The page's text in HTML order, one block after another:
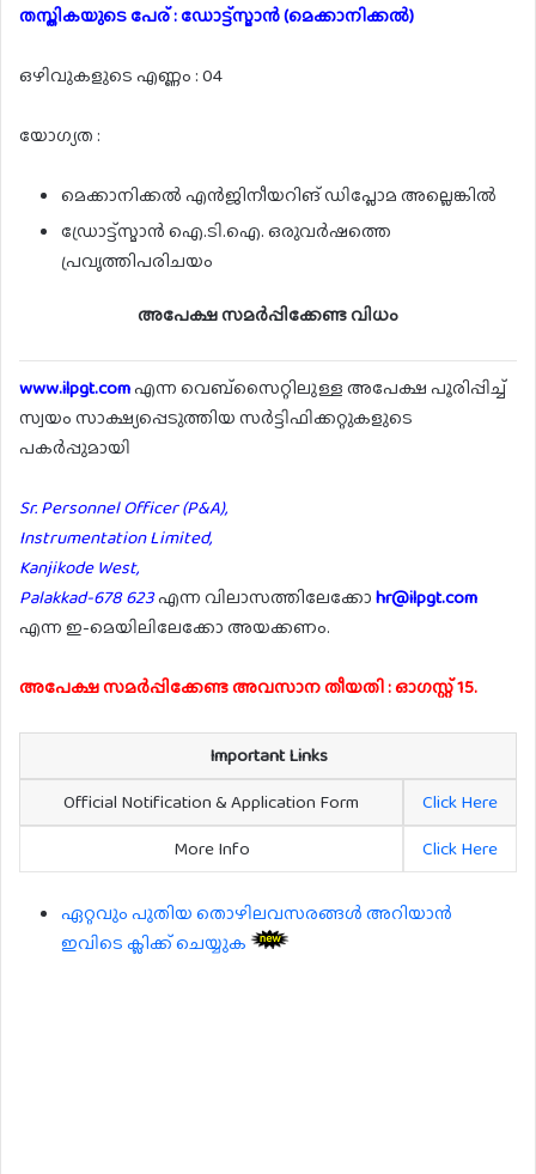
തസ്തികയുടെ പേര് : ഡോട്ട്സ്മാൻ (മെക്കാനിക്കൽ)
ഒഴിവുകളുടെ എണ്ണം : 04
യോഗ്യത :
മെക്കാനിക്കൽ എൻജിനീയറിങ് ഡിപ്ലോമ അല്ലെങ്കിൽ
ഡ്രോട്ട്സ്മാൻ ഐ.ടി.ഐ. ഒരുവർഷത്തെ
പ്രവൃത്തിപരിചയം
അപേക്ഷ സമർപ്പിക്കേണ്ട വിധം
www.ilpgt.comഎന്ന വെബ്സൈറ്റിലുള്ള അപേക്ഷ പൂരിപ്പിച്ച്
സ്വയം സാക്ഷ്യപ്പെടുത്തിയ സർട്ടിഫിക്കറ്റുകളുടെ
പകർപ്പുമായി
Sr. Personnel Officer (P&A),
Instrumentation Limited,
Kanjikode West,
Palakkad-678 623എന്ന വിലാസത്തിലേക്കോhr@ilpgt.com
എന്ന ഇ-മെയിലിലേക്കോ അയക്കണം.
അപേക്ഷ സമർപ്പിക്കേണ്ട അവസാന തീയതി : ഓഗസ്റ്റ് 15.
Important Links
Official Notification & Application Form
Click Here
More Info
Click Here
ഏറ്റവും പുതിയ തൊഴിലവസരങ്ങൾ അറിയാൻ
ഇവിടെ ക്ലിക്ക് ചെയ്യുക